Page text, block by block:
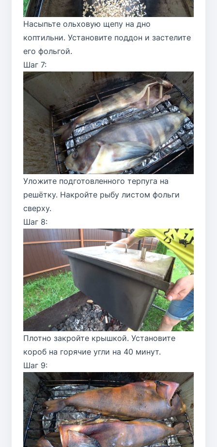
Насыпьте ольховую щепу на дно
коптильни. Установите поддон и застелите
его фольгой.
Шаг 7:
Уложите подготовленного терпуга на
решётку. Накройте рыбу листом фольги
сверху.
Шаг 8:
Плотно закройте крышкой. Установите
короб на горячие угли на 40 минут.
Шаг 9: